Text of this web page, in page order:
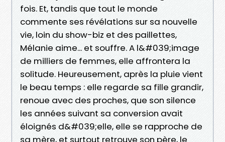
fois. Et, tandis que tout le monde
commente ses révélations sur sa nouvelle
vie, loin du show-biz et des paillettes,
Mélanie aime... et souffre. A l&#039;image
de milliers de femmes, elle affrontera la
solitude. Heureusement, après la pluie vient
le beau temps : elle regarde sa fille grandir,
renoue avec des proches, que son silence
les années suivant sa conversion avait
éloignés d&#039;elle, elle se rapproche de
sa mère, et surtout retrouve son père, le